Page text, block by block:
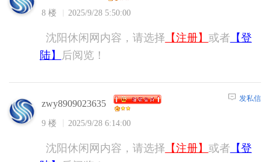
8 楼 2025/9/28 5:50:00
沈阳休闲网内容，请选择 【注册】 或者 【登
陆】
后阅览！
zwy8909023635
9 楼 2025/9/28 6:14:00
发私信
沈阳休闲网内容，请选择 【注册】 或者 【登